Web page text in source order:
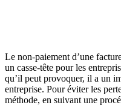
Le non-paiement d’une
un casse-tête pour les
qu’il peut provoquer, il a un
entreprise. Pour éviter les
méthode, en suivant une